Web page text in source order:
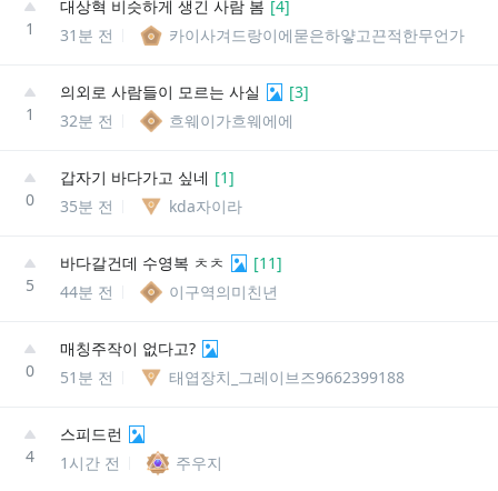
1
대상혁 비슷하게 생긴 사람 봄 [4]
31분 전
카이사겨드랑이에묻은하얗고끈적한무언가
1
의외로 사람들이 모르는 사실 [3]
32분 전
흐웨이가흐웨에에
0
갑자기 바다가고 싶네 [1]
35분 전
kda자이라
5
바다갈건데 수영복 ㅊㅊ [11]
44분 전
이구역의미친년
0
매칭주작이 없다고?
51분 전
태엽장치_그레이브즈9662399188
4
스피드런
1시간 전
주우지